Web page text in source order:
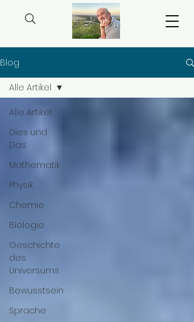
Blog
Alle Artikel
Dies und
Das
Mathematik
Physik
Chemie
Biologie
Geschichte
des
Universums
Bewusstsein
Sprache
Alle Artikel